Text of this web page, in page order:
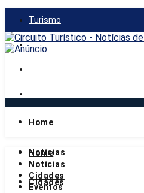
Turismo
Gastronomia
domingo, 9 de agosto de 2026
Home
Notícias
Cidades
Home
Notícias
Cidades
Eventos